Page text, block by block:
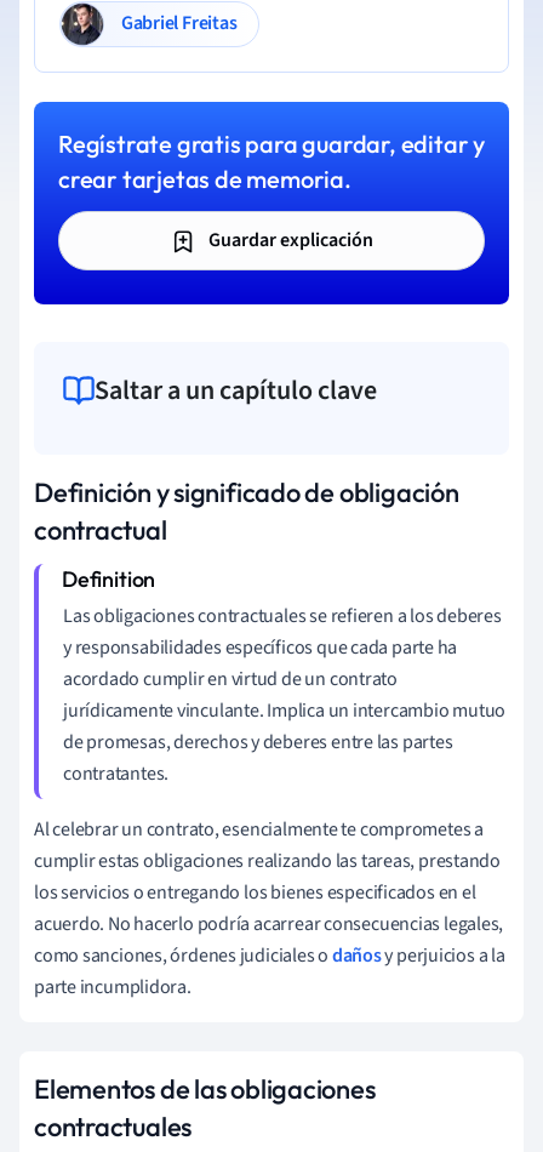
Gabriel Freitas
Regístrate gratis para guardar, editar y
crear tarjetas de memoria.
Guardar explicación
Saltar a un capítulo clave
Definición y significado de obligación
contractual
Las obligaciones contractuales se refieren a los deberes
y responsabilidades específicos que cada parte ha
acordado cumplir en virtud de un contrato
jurídicamente vinculante. Implica un intercambio mutuo
de promesas, derechos y deberes entre las partes
contratantes.
Al celebrar un contrato, esencialmente te comprometes a
cumplir estas obligaciones realizando las tareas, prestando
los servicios o entregando los bienes especificados en el
acuerdo. No hacerlo podría acarrear consecuencias legales,
como sanciones, órdenes judiciales odañosy perjuicios a la
parte incumplidora.
Elementos de las obligaciones
contractuales